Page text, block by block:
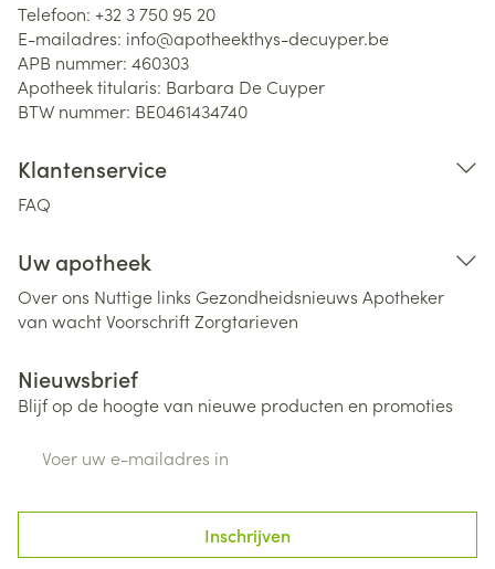
Telefoon: +32 3 750 95 20
E-mailadres: info@apotheekthys-decuyper.be
APB nummer: 460303
Apotheek titularis: Barbara De Cuyper
BTW nummer: BE0461434740
Klantenservice
FAQ
Uw apotheek
Over ons Nuttige links Gezondheidsnieuws Apotheker
van wachtVoorschriftZorgtarieven
Nieuwsbrief
Blijf op de hoogte van nieuwe producten en promoties
Inschrijven